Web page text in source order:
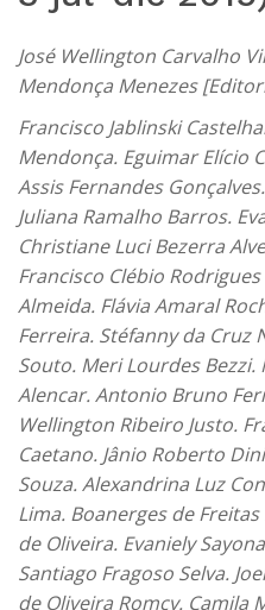
José Wellington Carvalho
Mendonça Menezes
Francisco Jablinski
Mendonça. Eguimar Elício
Assis Fernandes
Juliana Ramalho Barros.
Christiane Luci Bezerra
Francisco Clébio
Almeida. Flávia Amaral
Ferreira. Stéfanny da Cruz
Souto. Meri Lourdes
Alencar. Antonio Bruno
Wellington Ribeiro Justo.
Caetano. Jânio Roberto
Souza. Alexandrina Luz
Lima. Boanerges de
de Oliveira. Evaniely
Santiago Fragoso Selva.
de Oliveira Romcy. Camila